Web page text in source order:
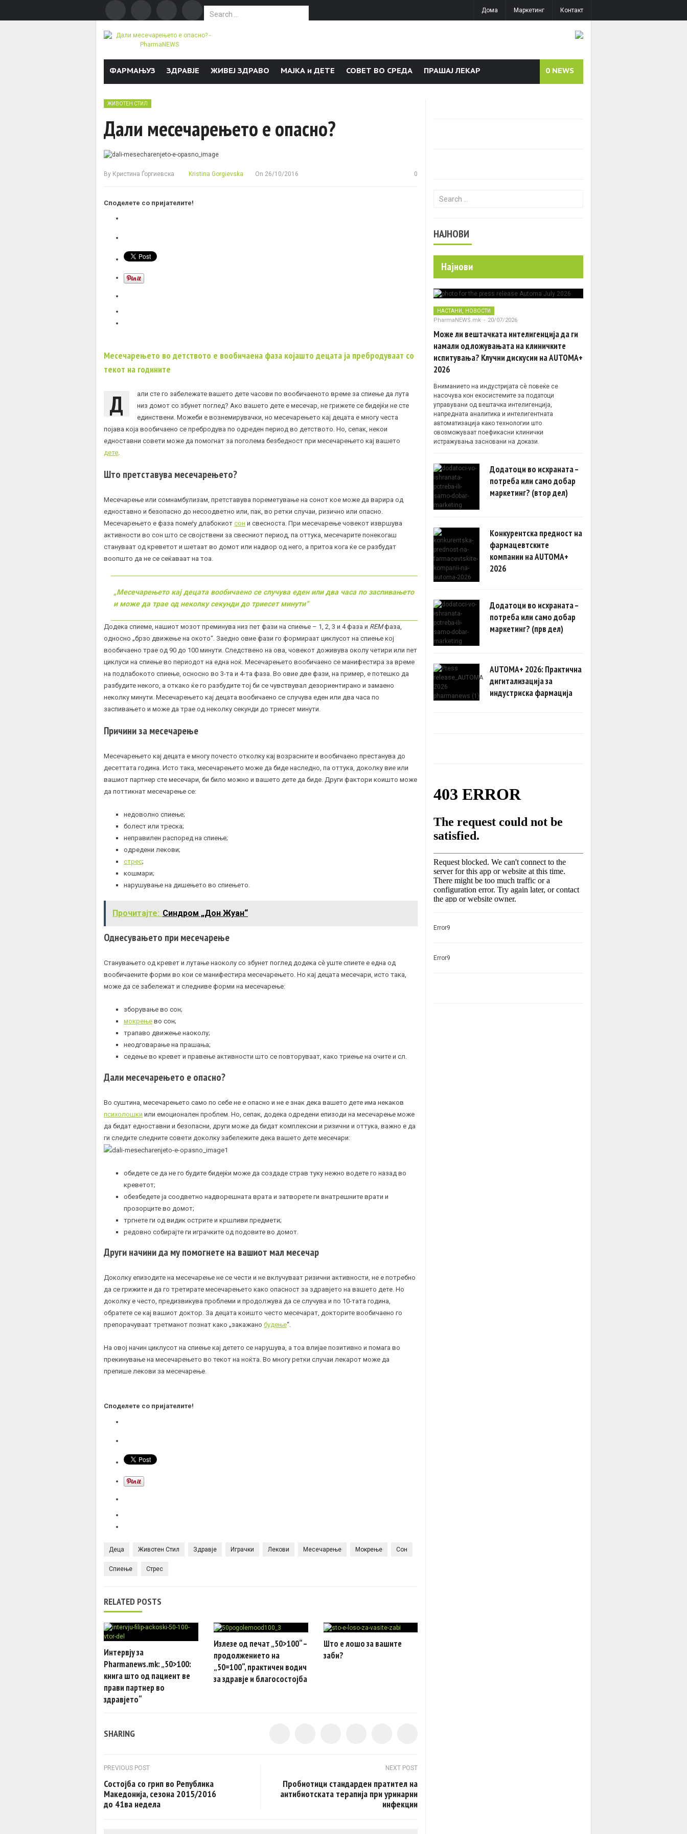
Search for:
Дома Маркетинг Контакт
ФАРМАЊУЗ ЗДРАВЈЕ ЖИВЕЈ ЗДРАВО МАЈКА и ДЕТЕ СОВЕТ ВО СРЕДА ПРАШАЈ ЛЕКАР 0 NEWS
ЖИВОТЕН СТИЛ
Дали месечарењето е опасно?
By Кристина Ѓоргиевска Kristina Gorgievska On 26/10/2016 0
Споделете со пријателите!
Месечарењето во детството е вообичаена фаза којашто децата ја пребродуваат со
текот на годините
Д
али сте го забележате вашето дете часови по вообичаеното време за спиење да лута
низ домот со збунет поглед? Ако вашето дете е месечар, не грижете се бидејќи не сте
единствени. Можеби е вознемирувачки, но месечарењето кај децата е многу честа
појава која вообичаено се пребродува по одреден период во детството. Но, сепак, некои
едноставни совети може да помогнат за поголема безбедност при месечарењето кај вашето
дете
Што претставува месечарењето?
Месечарење или сомнамбулизам, претставува пореметување на сонот кое може да варира од
едноставно и безопасно до несоодветно или, пак, во ретки случаи, ризично или опасно.
Месечарењето е фаза помеѓу длабокиот сон и свесноста. При месечарење човекот извршува
активности во сон што се својствени за свесниот период, па оттука, месечарите понекогаш
стануваат од креветот и шетаат во домот или надвор од него, а притоа кога ќе се разбудат
воопшто да не се сеќаваат на тоа.
„Месечарењето кај децата вообичаено се случува еден или два часа по заспивањето
и може да трае од неколку секунди до триесет минути“
Додека спиеме, нашиот мозот преминува низ пет фази на спиење – 1, 2, 3 и 4 фаза и REMфаза,
односно „брзо движење на окото“. Заедно овие фази го формираат циклусот на спиење кој
вообичаено трае од 90 до 100 минути. Следствено на ова, човекот доживува околу четири или пет
циклуси на спиење во периодот на една ноќ. Месечарењето вообичаено се манифестира за време
на подлабокото спиење, осносно во 3-та и 4-та фаза. Во овие две фази, на пример, е потешко да
разбудите некого, а откако ќе го разбудите тој би се чувствувал дезориентирано и замаено
неколку минути. Месечарењето кај децата вообичаено се случува еден или два часа по
заспивањето и може да трае од неколку секунди до триесет минути.
Причини за месечарење
Месечарењето кај децата е многу почесто отколку кај возрасните и вообичаено престанува до
десеттата година. Исто така, месечарењето може да биде наследно, па оттука, доколку вие или
вашиот партнер сте месечари, би било можно и вашето дете да биде. Други фактори коишто може
да поттикнат месечарење се:
недоволно спиење;
болест или треска;
неправилен распоред на спиење;
одредени лекови;
стрес;
кошмари;
нарушување на дишењето во спиењето.
Прочитајте: Синдром „Дон Жуан“
Однесувањето при месечарење
Станувањето од кревет и лутање наоколу со збунет поглед додека сè уште спиете е една од
вообичаените форми во кои се манифестира месечарењето. Но кај децата месечари, исто така,
може да се забележат и следниве форми на месечарење:
зборување во сон;
мокрење во сон;
трапаво движење наоколу;
неодговарање на прашања;
седење во кревет и правење активности што се повторуваат, како триење на очите и сл.
Дали месечарењето е опасно?
Во суштина, месечарењето само по себе не е опасно и не е знак дека вашето дете има некаков
психолошки или емоционален проблем. Но, сепак, додека одредени епизоди на месечарење може
да бидат едноставни и безопасни, други може да бидат комплексни и ризични и оттука, важно е да
ги следите следните совети доколку забележите дека вашето дете месечари:
обидете се да не го будите бидејќи може да создаде страв туку нежно водете го назад во
креветот;
обезбедете ја соодветно надворешната врата и затворете ги внатрешните врати и
прозорците во домот;
тргнете ги од видик острите и кршливи предмети;
редовно собирајте ги играчките од подовите во домот.
Други начини да му помогнете на вашиот мал месечар
Доколку епизодите на месечарење не се чести и не вклучуваат ризични активности, не е потребно
да се грижите и да го третирате месечарењето како опасност за здравјето на вашето дете. Но
доколку е често, предизвикува проблеми и продолжува да се случува и по 10-тата година,
обратете се кај вашиот доктор. За децата коишто често месечарат, докторите вообичаено го
препорачуваат третманот познат како „закажано будење“.
На овој начин циклусот на спиење кај детето се нарушува, а тоа влијае позитивно и помага во
прекинување на месечарењето во текот на ноќта. Во многу ретки случаи лекарот може да
препише лекови за месечарење.
Споделете со пријателите!
Деца Животен Стил Здравје Играчки Лекови Месечарење Мокрење Сон
Спиење Стрес
RELATED POSTS
Интервју за
Pharmanews.mk: „50>100:
книга што од пациент ве
прави партнер во
здравјето“
Излезе од печат „50>100“ –
продолжението на
„50=100“, практичен водич
за здравје и благосостојба
Што е лошо за вашите
заби?
SHARING
Post navigation
PREVIOUS POST
Состојба со грип во Република
Македонија, сезона 2015/2016
до 41ва недела
NEXT POST
Пробиотици стандарден пратител на
антибиотската терапија при уринарни
инфекции
Search for:
НАЈНОВИ
Најнови
НАСТАНИ , НОВОСТИ
PharmaNEWS.mk - 20/07/2026
Може ли вештачката интелигенција да ги
намали одложувањата на клиничките
испитувања? Клучни дискусии на AUTOMA+
2026
Вниманието на индустријата сè повеќе се
насочува кон екосистемите за податоци
управувани од вештачка интелигенција,
напредната аналитика и интелигентната
автоматизација како технологии што
овозможуваат поефикасни клинички
истражувања засновани на докази.
Додатоци во исхраната –
потреба или само добар
маркетинг? (втор дел)
Конкурентска предност на
фармацевтските
компании на AUTOMA+
2026
Додатоци во исхраната –
потреба или само добар
маркетинг? (прв дел)
AUTOMA+ 2026: Практична
дигитализација за
индустриска фармација
Error9
Error9